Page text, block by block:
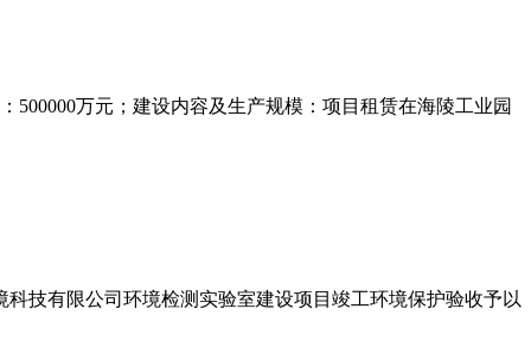
万元；建设内容及生产规模：项目租赁在海陵工业园
技有限公司环境检测实验室建设项目竣工环境保护验收予以